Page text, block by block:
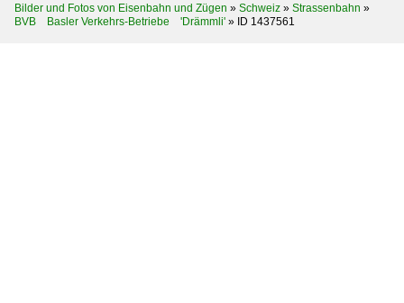
Bilder und Fotos von Eisenbahn und Zügen » Schweiz » Strassenbahn »
BVB Basler Verkehrs-Betriebe 'Drämmli' » ID 1437561